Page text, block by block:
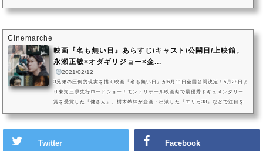
Cinemarche
映画『名も無い日』あらすじ/キャスト/公開日/上映館。
永瀬正敏×オダギリジョー×金...
2021/02/12
3兄弟の圧倒的現実を描く映画『名も無い日』が6月11日全国公開決定！5月28日よ
り東海三県先行ロードショー！モントリオール映画祭で最優秀ドキュメンタリー
賞を受賞した『健さん』、樹木希林が企画・出演した『エリカ38』などで注目を
映画『名も無い日』について(C)2021「名も無い日」製作委員会本作...
Twitter Facebook